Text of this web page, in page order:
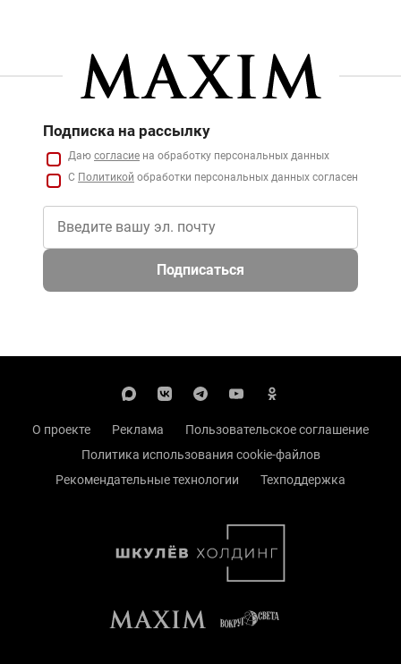
Подписка на рассылку
Даю согласие на обработку персональных данных
С Политикой обработки персональных данных согласен
Подписаться
О проекте Реклама
Пользовательское соглашение
Политика использования cookie-файлов
Рекомендательные технологии
Техподдержка